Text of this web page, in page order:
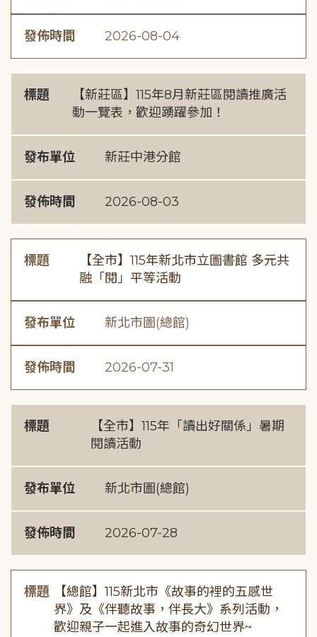
發佈時間 2026-08-04
標題
【新莊區】115年8月新莊區閱讀推廣活
動一覽表，歡迎踴躍參加！
發布單位 新莊中港分館
發佈時間 2026-08-03
標題
【全市】115年新北市立圖書館 多元共
融「閱」平等活動
發布單位 新北市圖(總館)
發佈時間 2026-07-31
標題
【全市】115年「讀出好關係」暑期
閱讀活動
發布單位 新北市圖(總館)
發佈時間 2026-07-28
標題
【總館】115新北市《故事的裡的五感世
界》及《伴聽故事，伴長大》系列活動，
歡迎親子一起進入故事的奇幻世界~